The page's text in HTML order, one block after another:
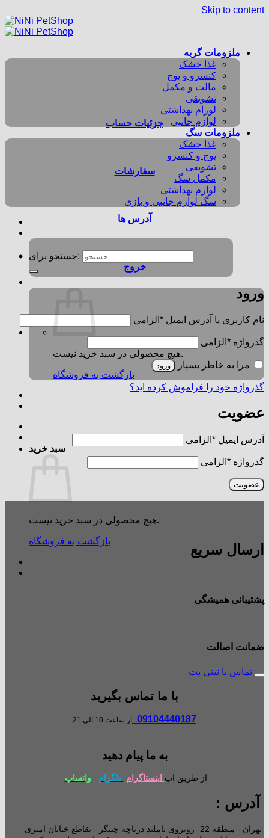
Skip to content
ملزومات گربه
غذا خشک
کنسرو و پوچ
مالت و مکمل
تشویقی
لوزام بهداشتی
لوازم جانبی
ملزومات سگ
غذا خشک
پوچ و کنسرو
تشویقی
مکمل سگ
لوازم بهداشتی
سگ لوازم جانبی و بازی
جستجو برای:
هیچ محصولی در سبد خرید نیست.
بازگشت به فروشگاه
سبد خرید
هیچ محصولی در سبد خرید نیست.
بازگشت به فروشگاه
جزئیات حساب
سفارشات
آدرس ها
خروج
ورود
نام کاربری یا آدرس ایمیل * الزامی
گذرواژه * الزامی
مرا به خاطر بسپار ورود
گذرواژه خود را فراموش کرده اید؟
عضویت
آدرس ایمیل * الزامی
گذرواژه * الزامی
عضویت
ارسال سریع
پشتیبانی همیشگی
ضمانت اصالت
تماس با نینی پت
با ما تماس بگیرید
09104440187 از ساعت 10 الی 21
به ما پیام دهید
از طریق اپ اینستاگرام تلگرام واتساپ
آدرس :
تهران - منطقه 22- روبروی باملند دریاچه چیتگر - تقاطع خیابان امیری